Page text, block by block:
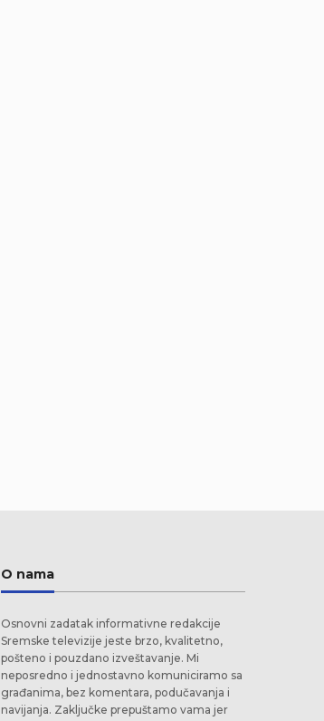
O nama
Osnovni zadatak informativne redakcije
Sremske televizije jeste brzo, kvalitetno,
pošteno i pouzdano izveštavanje. Mi
neposredno i jednostavno komuniciramo sa
građanima, bez komentara, podučavanja i
navijanja. Zaključke prepuštamo vama jer